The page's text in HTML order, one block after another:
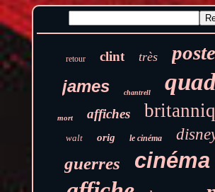
retour clint très
james chantrell
mort affiches
walt orig le cinéma
guerres cinéma